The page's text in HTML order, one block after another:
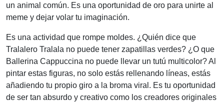
un animal común. Es una oportunidad de oro para unirte al
meme y dejar volar tu imaginación.
Es una actividad que rompe moldes. ¿Quién dice que
Tralalero Tralala no puede tener zapatillas verdes? ¿O que
Ballerina Cappuccina no puede llevar un tutú multicolor? Al
pintar estas figuras, no solo estás rellenando líneas, estás
añadiendo tu propio giro a la broma viral. Es tu oportunidad
de ser tan absurdo y creativo como los creadores originales